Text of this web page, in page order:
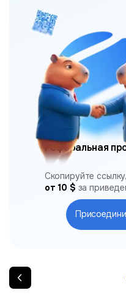
Реферальная
Скопируйте
от 10 $ за